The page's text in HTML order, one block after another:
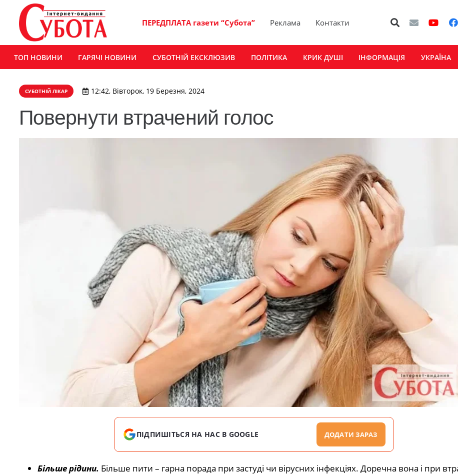
ПЕРЕДПЛАТА газети “Субота” Реклама Контакти
ТОП НОВИНИ ГАРЯЧІ НОВИНИ СУБОТНІЙ ЕКСКЛЮЗИВ ПОЛІТИКА КРИК ДУШІ ІНФОРМАЦІЯ УКРАЇНА
СУБОТНІЙ ЛІКАР 12:42, Вівторок, 19 Березня, 2024
Повернути втрачений голос
ПІДПИШІТЬСЯ НА НАС В GOOGLE ДОДАТИ ЗАРАЗ
Більше рідини. Більше пити – гарна порада при застуді чи вірусних інфекціях. Доречна вона і при